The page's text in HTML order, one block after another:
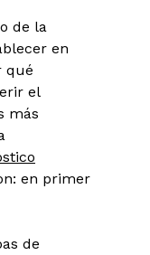
de la
en
qué
el
más
en primer
de